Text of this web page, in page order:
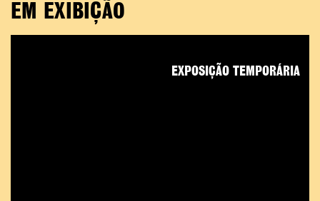
EM EXIBIÇÃO
EXPOSIÇÃO TEMPORÁRIA